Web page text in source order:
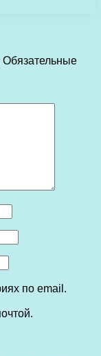
Обязательные
по email.